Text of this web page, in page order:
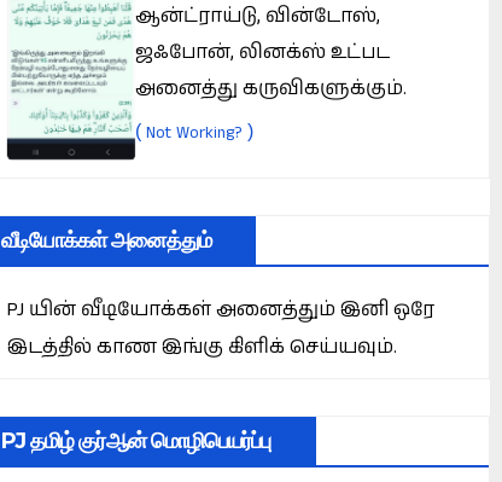
ஆன்ட்ராய்டு, வின்டோஸ்,
ஜஃபோன், லினக்ஸ் உட்பட
அனைத்து கருவிகளுக்கும்.
( Not Working? )
வீடியோக்கள் அனைத்தும்
PJ யின் வீடியோக்கள் அனைத்தும் இனி ஒரே
இடத்தில் காண இங்கு கிளிக் செய்யவும்.
PJ தமிழ் குர்ஆன் மொழிபெயர்ப்பு